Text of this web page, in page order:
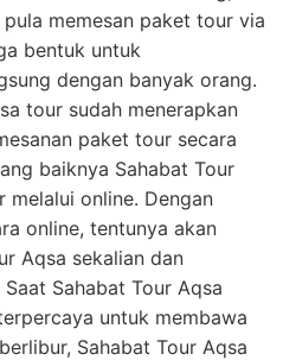
memesan paket tour via
bentuk untuk
dengan banyak orang.
tour sudah menerapkan
paket tour secara
baiknya Sahabat Tour
melalui online. Dengan
online, tentunya akan
Aqsa sekalian dan
Sahabat Tour Aqsa
untuk membawa
Sahabat Tour Aqsa